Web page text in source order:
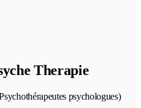
Therapie
psychologues)